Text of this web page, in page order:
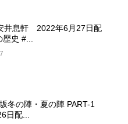
息軒 2022年6月27日配
史 #...
冬の陣・夏の陣 PART-1
日配...